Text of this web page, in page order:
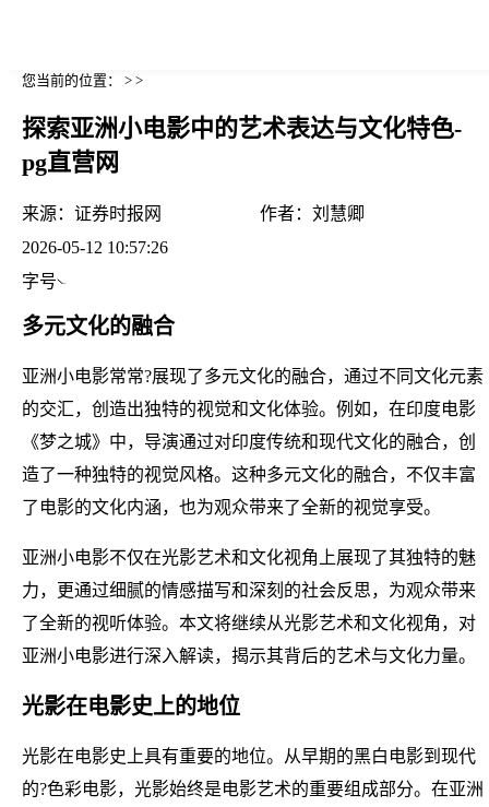
您当前的位置： > >
探索亚洲小电影中的艺术表达与文化特色-
pg直营网
来源： 证券时报网 作者： 刘慧卿
2026-05-12 10:57:26
字号
多元文化的融合
亚洲小电影常常?展现了多元文化的融合，通过不同文化元素
的交汇，创造出独特的视觉和文化体验。例如，在印度电影
《梦之城》中，导演通过对印度传统和现代文化的融合，创
造了一种独特的视觉风格。这种多元文化的融合，不仅丰富
了电影的文化内涵，也为观众带来了全新的视觉享受。
亚洲小电影不仅在光影艺术和文化视角上展现了其独特的魅
力，更通过细腻的情感描写和深刻的社会反思，为观众带来
了全新的视听体验。本文将继续从光影艺术和文化视角，对
亚洲小电影进行深入解读，揭示其背后的艺术与文化力量。
光影在电影史上的地位
光影在电影史上具有重要的地位。从早期的黑白电影到现代
的?色彩电影，光影始终是电影艺术的重要组成部分。在亚洲